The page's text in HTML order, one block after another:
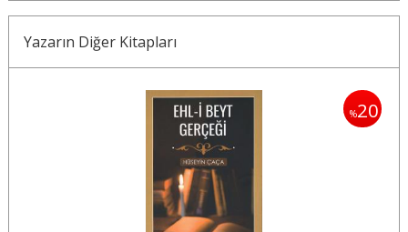
Yazarın Diğer Kitapları
%20